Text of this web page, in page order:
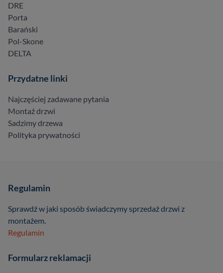
DRE
Porta
Barański
Pol-Skone
DELTA
Przydatne linki
Najczęściej zadawane pytania
Montaż drzwi
Sadzimy drzewa
Polityka prywatności
Regulamin
Sprawdź w jaki sposób świadczymy sprzedaż drzwi z
montażem.
Regulamin
Formularz reklamacji